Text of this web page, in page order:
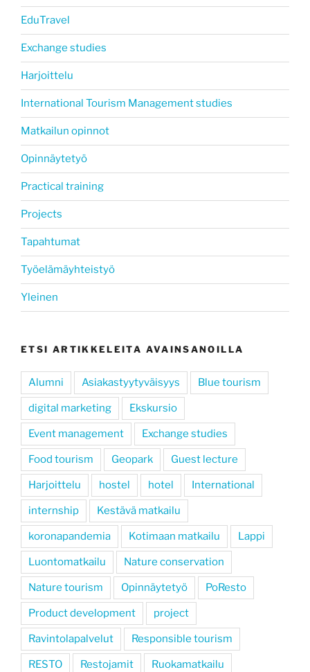
EduTravel
Exchange studies
Harjoittelu
International Tourism Management studies
Matkailun opinnot
Opinnäytetyö
Practical training
Projects
Tapahtumat
Työelämäyhteistyö
Yleinen
ETSI ARTIKKELEITA AVAINSANOILLA
Alumni Asiakastyytyväisyys Blue tourism
digital marketing Ekskursio
Event management Exchange studies
Food tourism Geopark Guest lecture
Harjoittelu hostel hotel International
internship Kestävä matkailu
koronapandemia Kotimaan matkailu Lappi
Luontomatkailu Nature conservation
Nature tourism Opinnäytetyö PoResto
Product development project
Ravintolapalvelut Responsible tourism
RESTO Restojamit Ruokamatkailu